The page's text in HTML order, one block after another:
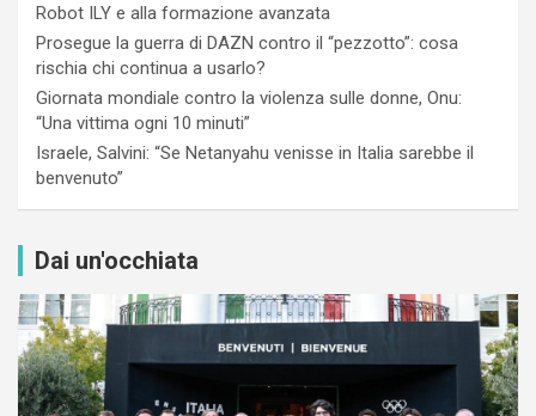
Robot ILY e alla formazione avanzata
Prosegue la guerra di DAZN contro il “pezzotto”: cosa
rischia chi continua a usarlo?
Giornata mondiale contro la violenza sulle donne, Onu:
“Una vittima ogni 10 minuti”
Israele, Salvini: “Se Netanyahu venisse in Italia sarebbe il
benvenuto”
Dai un'occhiata